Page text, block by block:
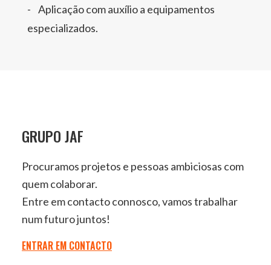
Aplicação com auxílio a equipamentos
especializados.
GRUPO JAF
Procuramos projetos e pessoas ambiciosas com
quem colaborar.
Entre em contacto connosco, vamos trabalhar
num futuro juntos!
ENTRAR EM CONTACTO